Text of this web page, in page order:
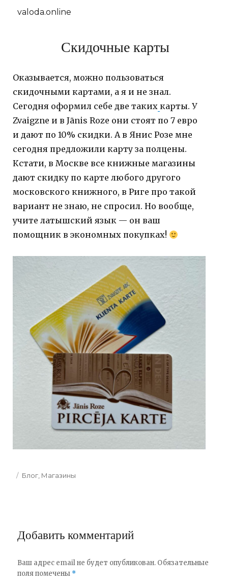
valoda.online
Скидочные карты
Оказывается, можно пользоваться
скидочными картами, а я и не знал.
Сегодня оформил себе две таких карты. У
Zvaigzne и в Jānis Roze они стоят по 7 евро
и дают по 10% скидки. А в Янис Розе мне
сегодня предложили карту за полцены.
Кстати, в Москве все книжные магазины
дают скидку по карте любого другого
московского книжного, в Риге про такой
вариант не знаю, не спросил. Но вообще,
учите латышский язык — он ваш
помощник в экономных покупках!
Categories
Блог Магазины
Добавить комментарий
Ваш адрес email не будет опубликован. Обязательные
поля помечены *